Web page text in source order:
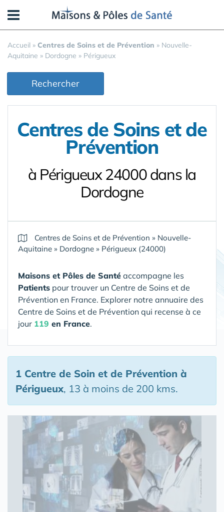
Accueil » Centres de Soins et de Prévention » Nouvelle-
Aquitaine » Dordogne » Périgueux
Rechercher
Centres de Soins et de
Prévention
à Périgueux 24000 dans la
Dordogne
Centres de Soins et de Prévention » Nouvelle-
Aquitaine » Dordogne » Périgueux (24000)
Maisons et Pôles de Santé accompagne les
Patients pour trouver un Centre de Soins et de
Prévention en France. Explorer notre annuaire des
Centre de Soins et de Prévention qui recense à ce
jour 119 en France.
1 Centre de Soin et de Prévention à
Périgueux, 13 à moins de 200 kms.
Panneau de gestion des cookies